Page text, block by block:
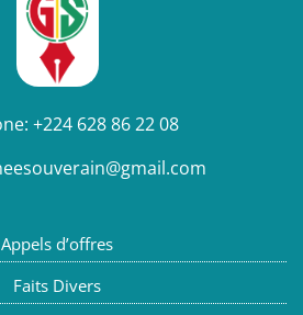
+224 628 86 22 08
Appels d’offres
Faits Divers